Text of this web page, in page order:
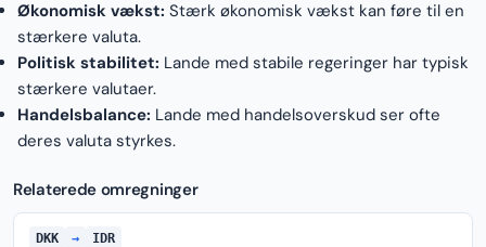
Økonomisk vækst: Stærk økonomisk vækst kan føre til en
stærkere valuta.
Politisk stabilitet: Lande med stabile regeringer har typisk
stærkere valutaer.
Handelsbalance: Lande med handelsoverskud ser ofte
deres valuta styrkes.
Relaterede omregninger
DKK → IDR